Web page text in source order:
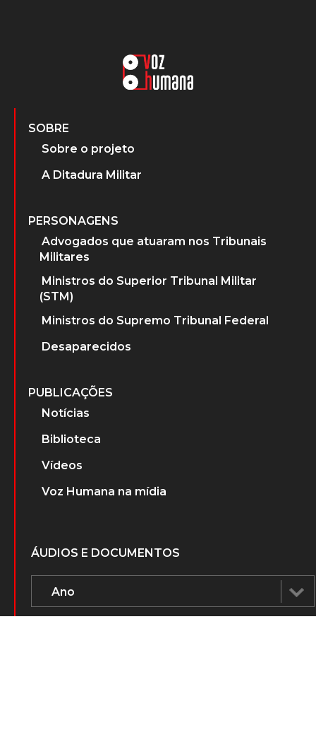
SOBRE
Sobre o projeto
A Ditadura Militar
PERSONAGENS
Advogados que atuaram nos Tribunais
Militares
Ministros do Superior Tribunal Militar
(STM)
Ministros do Supremo Tribunal Federal
Desaparecidos
PUBLICAÇÕES
Notícias
Biblioteca
Vídeos
Voz Humana na mídia
ÁUDIOS E DOCUMENTOS